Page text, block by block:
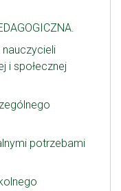
i społecznej
potrzebami